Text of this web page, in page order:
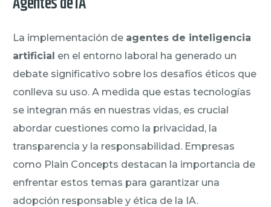
La implementación de agentes de inteligencia
artificial en el entorno laboral ha generado un
debate significativo sobre los desafíos éticos que
conlleva su uso. A medida que estas tecnologías
se integran más en nuestras vidas, es crucial
abordar cuestiones como la privacidad, la
transparencia y la responsabilidad. Empresas
como Plain Concepts destacan la importancia de
enfrentar estos temas para garantizar una
adopción responsable y ética de la IA.